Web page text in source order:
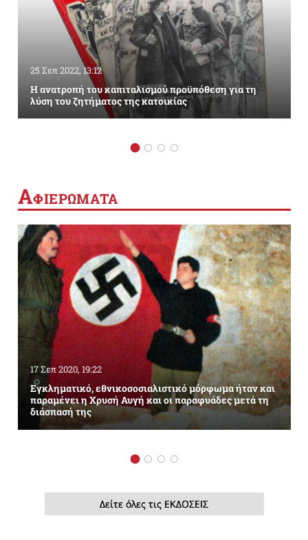
25 Σεπ 2022, 13:12
Η ανατροπή του καπιταλισμού προϋπόθεση για τη
λύση του ζητήματος της κατοικίας
ΑΦΙΕΡΩΜΑΤΑ
17 Σεπ 2020, 19:22
Εγκληματικό, εθνικοσοσιαλιστικό μόρφωμα ήταν και
παραμένει η Χρυσή Αυγή και οι παραφυάδες μετά τη
διάσπασή της
Δείτε όλες τις ΕΚΔΟΣΕΙΣ